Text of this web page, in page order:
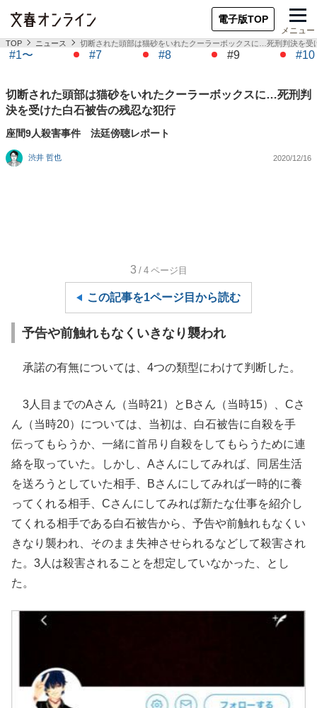
電子版TOP
メニュー
TOP ニュース 切断された頭部は猫砂をいれたクーラーボックスに…死刑判決を受
#1〜 #7 #8 #9 #10
切断された頭部は猫砂をいれたクーラーボックスに…死刑判
決を受けた白石被告の残忍な犯行
座間9人殺害事件 法廷傍聴レポート
渋井 哲也 2020/12/16
3 /4 ページ目
この記事を1ページ目から読む
予告や前触れもなくいきなり襲われ
承諾の有無については、4つの類型にわけて判断した。
3人目までのAさん（当時21）とBさん（当時15）、Cさ
ん（当時20）については、当初は、白石被告に自殺を手
伝ってもらうか、一緒に首吊り自殺をしてもらうために連
絡を取っていた。しかし、Aさんにしてみれば、同居生活
を送ろうとしていた相手、Bさんにしてみれば一時的に養
ってくれる相手、Cさんにしてみれば新たな仕事を紹介し
てくれる相手である白石被告から、予告や前触れもなくい
きなり襲われ、そのまま失神させられるなどして殺害され
た。3人は殺害されることを想定していなかった、とし
た。